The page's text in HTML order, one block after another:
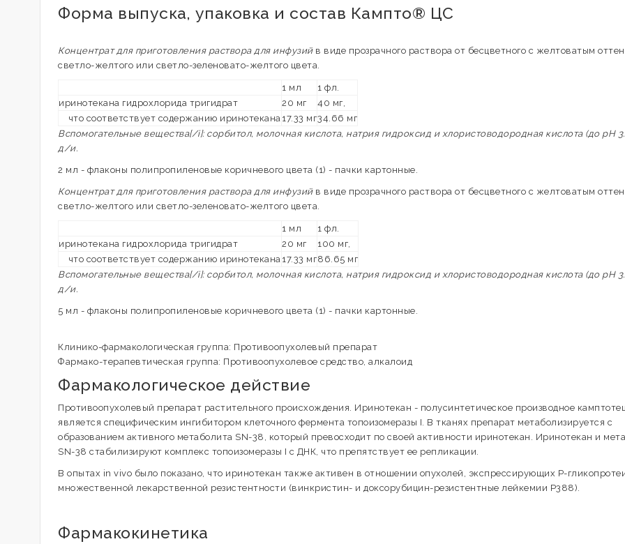
Форма выпуска, упаковка и состав Кампто® ЦС
Концентрат для приготовления раствора для инфузийв виде прозрачного раствора от бесцветного с желтоватым
светло-желтого или светло-зеленовато-желтого цвета.
1 мл
1 фл.
иринотекана гидрохлорида тригидрат
20 мг
40 мг,
что соответствует содержанию иринотекана 17.33 мг34.66 мг
Вспомогательные вещества[/i]: сорбитол, молочная кислота, натрия гидроксид и хлористоводородная кислота (до pH
д/и.
2 мл - флаконы полипропиленовые коричневого цвета (1) - пачки картонные.
Концентрат для приготовления раствора для инфузийв виде прозрачного раствора от бесцветного с желтоватым
светло-желтого или светло-зеленовато-желтого цвета.
1 мл
1 фл.
иринотекана гидрохлорида тригидрат
20 мг
100 мг,
что соответствует содержанию иринотекана 17.33 мг86.65 мг
Вспомогательные вещества[/i]: сорбитол, молочная кислота, натрия гидроксид и хлористоводородная кислота (до pH
д/и.
5 мл - флаконы полипропиленовые коричневого цвета (1) - пачки картонные.
Клинико-фармакологическая группа: Противоопухолевый препарат
Фармако-терапевтическая группа: Противоопухолевое средство, алкалоид
Фармакологическое действие
Противоопухолевый препарат растительного происхождения. Иринотекан - полусинтетическое производное
является специфическим ингибитором клеточного фермента топоизомеразы I. В тканях препарат метаболизируется с
образованием активного метаболита SN-38, который превосходит по своей активности иринотекан. Иринотекан и
SN-38 стабилизируют комплекс топоизомеразы I с ДНК, что препятствует ее репликации.
В опытах in vivo было показано, что иринотекан также активен в отношении опухолей, экспрессирующих Р-
множественной лекарственной резистентности (винкристин- и доксорубицин-резистентные лейкемии Р388).
Фармакокинетика